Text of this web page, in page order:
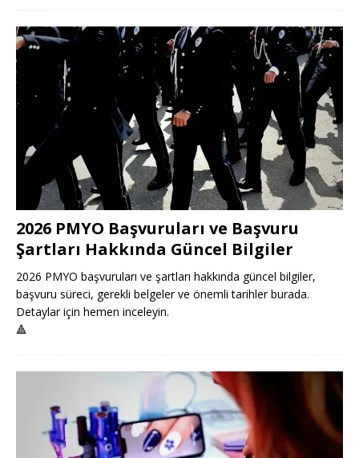
2026 PMYO Başvuruları ve Başvuru
Şartları Hakkında Güncel Bilgiler
2026 PMYO başvuruları ve şartları hakkında güncel bilgiler,
başvuru süreci, gerekli belgeler ve önemli tarihler burada.
Detaylar için hemen inceleyin.
🔺